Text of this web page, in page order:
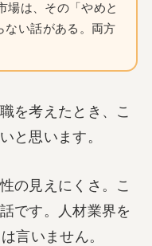
場は、その「やめと
ない話がある。両方
を考えたとき、こ
と思います。
の見えにくさ。こ
です。人材業界を
言いません。